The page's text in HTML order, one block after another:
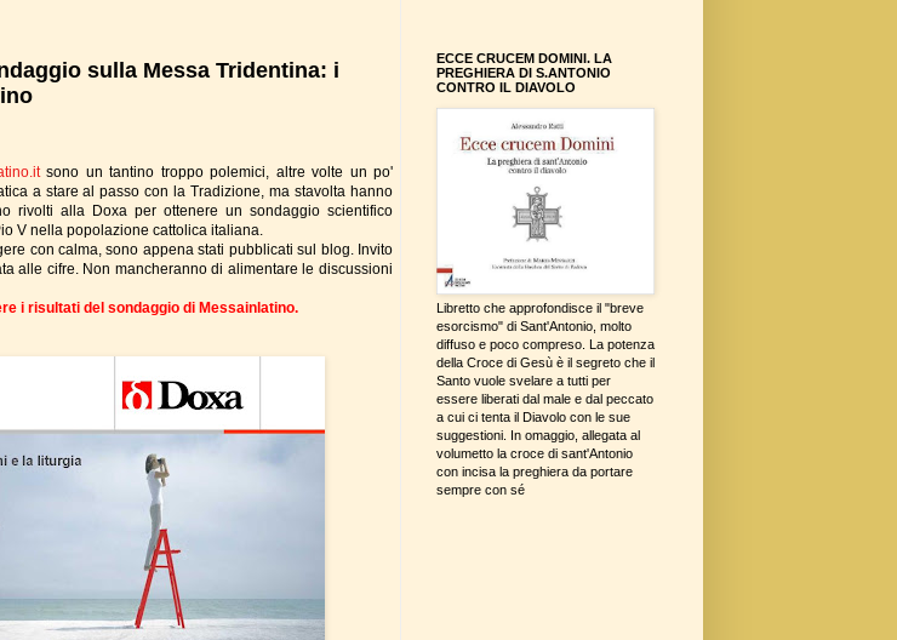
sulla Messa Tridentina: i
sono un tantino troppo polemici, altre volte un po'
a stare al passo con la Tradizione, ma stavolta hanno
rivolti alla Doxa per ottenere un sondaggio scientifico
V nella popolazione cattolica italiana.
con calma, sono appena stati pubblicati sul blog. Invito
alle cifre. Non mancheranno di alimentare le discussioni
i risultati del sondaggio di Messainlatino.
ECCE CRUCEM DOMINI. LA
PREGHIERA DI S.ANTONIO
CONTRO IL DIAVOLO
Libretto che approfondisce il "breve
esorcismo" di Sant'Antonio, molto
diffuso e poco compreso. La potenza
della Croce di Gesù è il segreto che il
Santo vuole svelare a tutti per
essere liberati dal male e dal peccato
a cui ci tenta il Diavolo con le sue
suggestioni. In omaggio, allegata al
volumetto la croce di sant'Antonio
con incisa la preghiera da portare
sempre con sé